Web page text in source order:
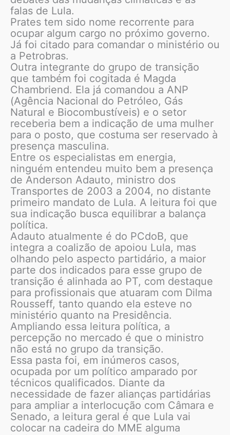
falas de Lula.
Prates tem sido nome recorrente para
ocupar algum cargo no próximo governo.
Já foi citado para comandar o ministério ou
a Petrobras.
Outra integrante do grupo de transição
que também foi cogitada é Magda
Chambriend. Ela já comandou a ANP
(Agência Nacional do Petróleo, Gás
Natural e Biocombustíveis) e o setor
receberia bem a indicação de uma mulher
para o posto, que costuma ser reservado à
presença masculina.
Entre os especialistas em energia,
ninguém entendeu muito bem a presença
de Anderson Adauto, ministro dos
Transportes de 2003 a 2004, no distante
primeiro mandato de Lula. A leitura foi que
sua indicação busca equilibrar a balança
política.
Adauto atualmente é do PCdoB, que
integra a coalizão de apoiou Lula, mas
olhando pelo aspecto partidário, a maior
parte dos indicados para esse grupo de
transição é alinhada ao PT, com destaque
para profissionais que atuaram com Dilma
Rousseff, tanto quando ela esteve no
ministério quanto na Presidência.
Ampliando essa leitura política, a
percepção no mercado é que o ministro
não está no grupo da transição.
Essa pasta foi, em inúmeros casos,
ocupada por um político amparado por
técnicos qualificados. Diante da
necessidade de fazer alianças partidárias
para ampliar a interlocução com Câmara e
Senado, a leitura geral é que Lula vai
colocar na cadeira do MME alguma